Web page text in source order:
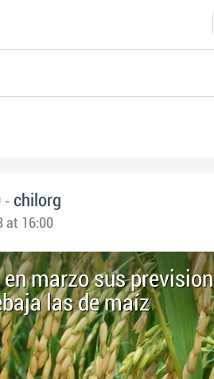
- chilorg
at 16:00
en marzo sus
las de maíz